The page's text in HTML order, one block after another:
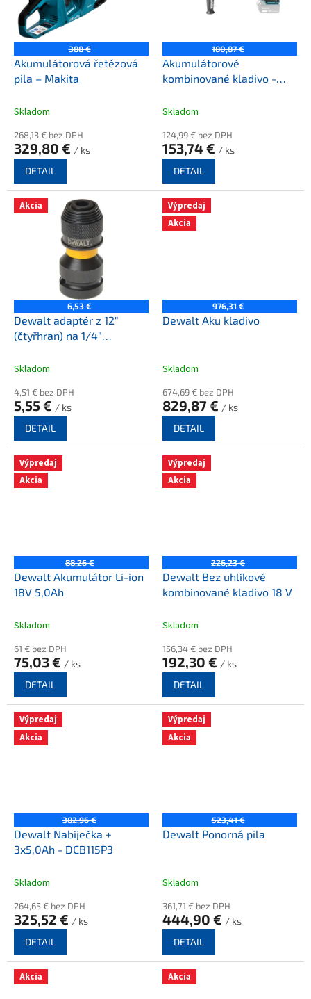
388 €
Akumulátorová řetězová
pila – Makita
Skladom
268,13 € bez DPH
329,80 € / ks
DETAIL
180,87 €
Akumulátorové
kombinované kladivo -
Skladom
124,99 € bez DPH
153,74 € / ks
DETAIL
Akcia
6,53 €
Dewalt adaptér z 12"
(čtyřhran) na 1/4"
Skladom
4,51 € bez DPH
5,55 € / ks
DETAIL
Výpredaj
Akcia
976,31 €
Dewalt Aku kladivo
Skladom
674,69 € bez DPH
829,87 € / ks
DETAIL
Výpredaj
Akcia
88,26 €
Dewalt Akumulátor Li-ion
18V 5,0Ah
Skladom
61 € bez DPH
75,03 € / ks
DETAIL
Výpredaj
Akcia
226,23 €
Dewalt Bez uhlíkové
kombinované kladivo 18 V
Skladom
156,34 € bez DPH
192,30 € / ks
DETAIL
Výpredaj
Akcia
382,96 €
Dewalt Nabíječka +
3x5,0Ah - DCB115P3
Skladom
264,65 € bez DPH
325,52 € / ks
DETAIL
Výpredaj
Akcia
523,41 €
Dewalt Ponorná pila
Skladom
361,71 € bez DPH
444,90 € / ks
DETAIL
Akcia Akcia